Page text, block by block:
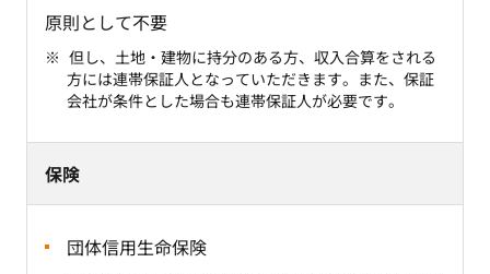
原則として不要
但し、土地・建物に持分のある方、収入合算をされる
方には連帯保証人となっていただきます。また、保証
会社が条件とした場合も連帯保証人が必要です。
保険
団体信用生命保険